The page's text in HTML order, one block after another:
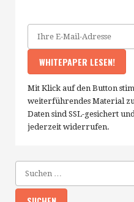
Mit Klick auf den Button
weiterführendes Material
Daten sind SSL-gesichert
jederzeit widerrufen.